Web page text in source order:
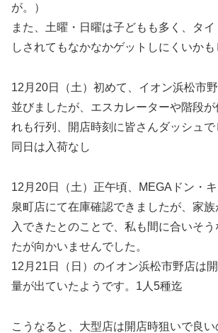
が。）
また、土曜・日曜は子どもも多く、タ
しされてもなかなかゲットしにくいかも
12月20日（土）初めて、イオン浜松市
並びましたが、エスカレーターや階段
れも行列、開店時刻に皆さんダッシュ
同日は入荷なし
12月20日（土）正午頃、MEGAドン・
泉町店にて在庫確認できましたが、家
入できたとのことで、私も間に合いそ
たが向かいませんでした。
12月21日（日）のイオン浜松市野店は
量が出ていたようです。1人5種迄
こうなると、大型店は開店時狙いで良